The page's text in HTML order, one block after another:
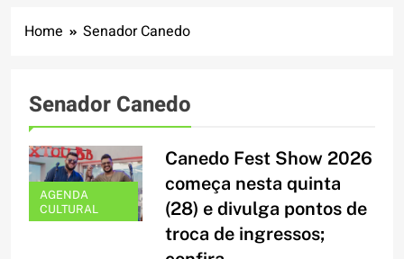
Home Senador Canedo
Senador Canedo
AGENDA
CULTURAL
Canedo Fest Show 2026
começa nesta quinta
(28) e divulga pontos de
troca de ingressos;